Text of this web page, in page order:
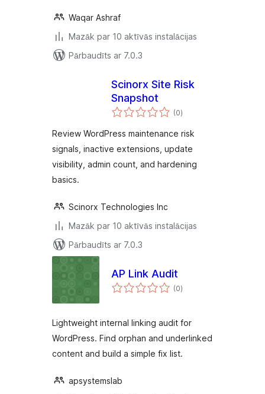
Waqar Ashraf
Mazāk par 10 aktīvās instalācijas
Pārbaudīts ar 7.0.3
Scinorx Site Risk
Snapshot
(0vērtējumu
kopsumma
)
Review WordPress maintenance risk
signals, inactive extensions, update
visibility, admin count, and hardening
basics.
Scinorx Technologies Inc
Mazāk par 10 aktīvās instalācijas
Pārbaudīts ar 7.0.3
AP Link Audit
(0vērtējumu
kopsumma
)
Lightweight internal linking audit for
WordPress. Find orphan and underlinked
content and build a simple fix list.
apsystemslab